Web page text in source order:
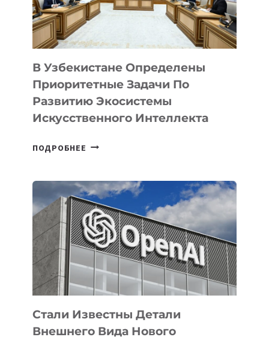
В Узбекистане Определены
Приоритетные Задачи По
Развитию Экосистемы
Искусственного Интеллекта
ПОДРОБНЕЕ
ПРИОРИТЕТНЫЕ
ЗАДАЧИ
ПО
РАЗВИТИЮ
ЭКОСИСТЕМЫ
ИСКУССТВЕННОГО
ИНТЕЛЛЕКТА
Стали Известны Детали
Внешнего Вида Нового